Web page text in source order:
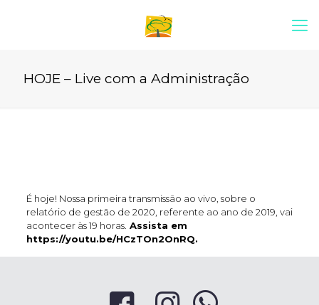
HOJE – Live com a Administração
É hoje! Nossa primeira transmissão ao vivo, sobre o
relatório de gestão de 2020, referente ao ano de 2019, vai
acontecer às 19 horas. Assista em
https://youtu.be/HCzTOn2OnRQ.